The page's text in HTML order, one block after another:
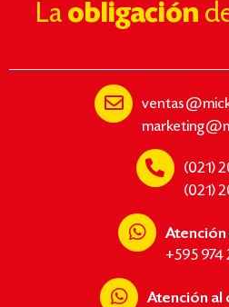
La obligación
(021)
(021)
Atención
+595
Atención al